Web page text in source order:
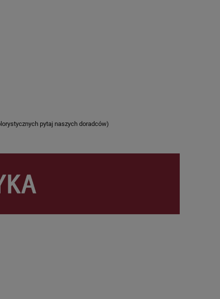
pytaj naszych doradców)